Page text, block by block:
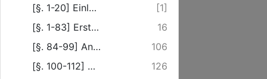
[§. 1-20] Einleitung
[1]
[§. 1-83] Erster Abschnidt.
16
[§. 84-99] Anderer Abschnidt.
106
[§. 100-112] Dritter Abschnidt.
126